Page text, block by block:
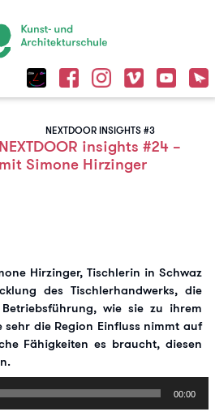
NEXTDOOR INSIGHTS #3
NEXTDOOR insights #24 –
mit Simone Hirzinger
Hirzinger, Tischlerin in Schwaz
des Tischlerhandwerks, die
wie sie zu ihrem
sehr die Region Einfluss nimmt auf
Fähigkeiten es braucht, diesen
00:00